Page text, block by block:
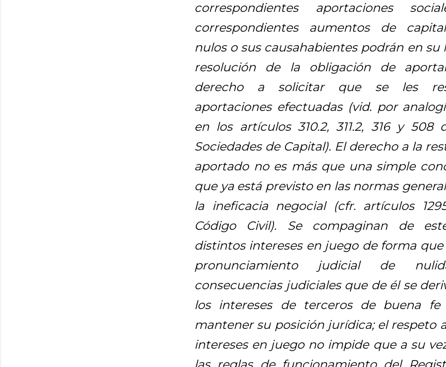
correspondientes aportaciones
correspondientes aumentos de
nulos o sus causahabientes podrán en su
resolución de la obligación de
derecho a solicitar que se les
aportaciones efectuadas (vid. por
en los artículos 310.2, 311.2, 316 y 508
Sociedades de Capital). El derecho a la
aportado no es más que una simple
que ya está previsto en las normas
la ineficacia negocial (cfr. artículos
Código Civil). Se compaginan de
distintos intereses en juego de forma que
pronunciamiento judicial de
consecuencias judiciales que de él se
los intereses de terceros de buena fe
mantener su posición jurídica; el respeto
intereses en juego no impide que a su